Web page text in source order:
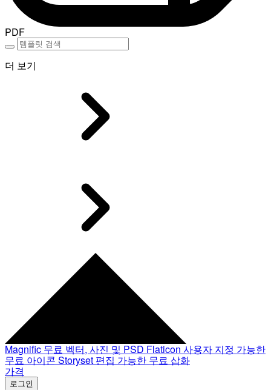
PDF
더 보기
Magnific 무료 벡터, 사진 및 PSD Flaticon 사용자 지정 가능한
무료 아이콘 Storyset 편집 가능한 무료 삽화
가격
로그인